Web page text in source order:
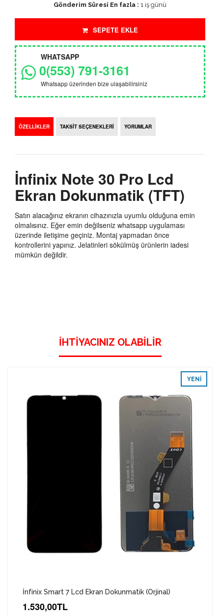
Gönderim Süresi En fazla : 1 iş günü
SEPETE EKLE
WHATSAPP
0(553) 791-3161
Whatsapp üzerinden bize ulaşabilirsiniz
ÖZELLİKLER TAKSİT SEÇENEKLERİ YORUMLAR
İnfinix Note 30 Pro Lcd
Ekran Dokunmatik (TFT)
Satın alacağınız ekranın cihazınızla uyumlu olduğuna emin
olmalısınız. Eğer emin değilseniz whatsapp uygulaması
üzerinde iletişime geçiniz. Montaj yapmadan önce
kontrollerini yapınız. Jelatinleri sökülmüş ürünlerin iadesi
mümkün değildir.
İHTIYACINIZ OLABILIR
YENI
İnfinix Smart 7 Lcd Ekran Dokunmatik (Orjinal)
1.530,00TL